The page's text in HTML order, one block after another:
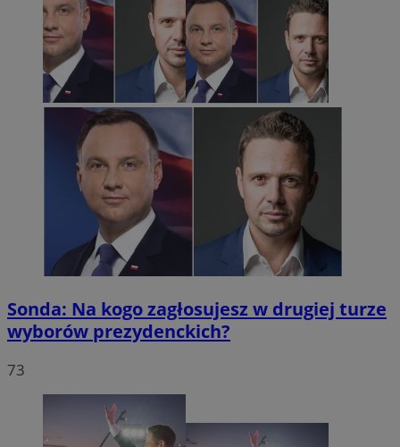
Sonda: Na kogo zagłosujesz w drugiej turze
wyborów prezydenckich?
73